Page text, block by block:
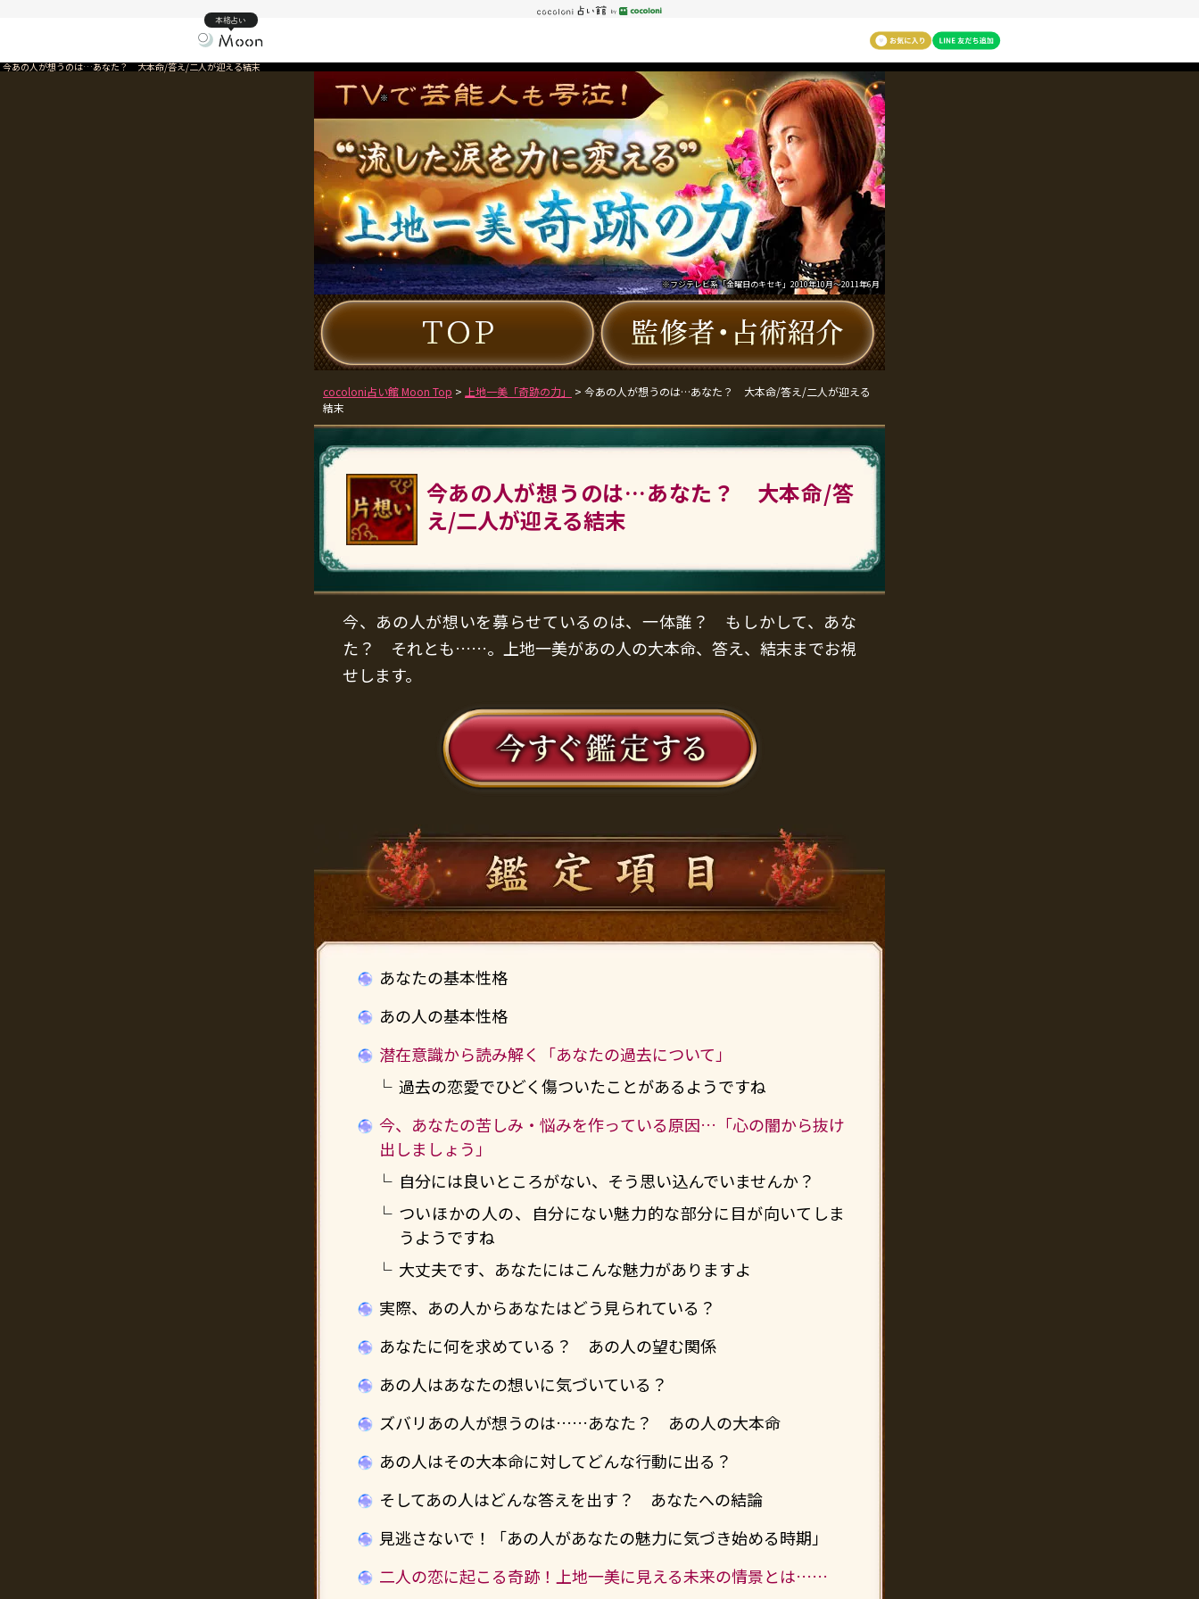
本格占い
今あの人が想うのは…あなた？ 大本命/答え/二人が迎える結末
※
※フジテレビ系「金曜日のキセキ」2010年10月～2011年6月
cocoloni占い館 Moon Top > 上地一美「奇跡の力」
> 今あの人が想うのは…あなた？ 大本命/答え/二人が迎える
結末
今あの人が想うのは…あなた？ 大本命/答
え/二人が迎える結末
今、あの人が想いを募らせているのは、一体誰？ もしかして、あな
た？ それとも……。上地一美があの人の大本命、答え、結末までお視
せします。
あなたの基本性格
あの人の基本性格
潜在意識から読み解く「あなたの過去について」
過去の恋愛でひどく傷ついたことがあるようですね
今、あなたの苦しみ・悩みを作っている原因…「心の闇から抜け
出しましょう」
自分には良いところがない、そう思い込んでいませんか？
ついほかの人の、自分にない魅力的な部分に目が向いてしま
うようですね
大丈夫です、あなたにはこんな魅力がありますよ
実際、あの人からあなたはどう見られている？
あなたに何を求めている？ あの人の望む関係
あの人はあなたの想いに気づいている？
ズバリあの人が想うのは……あなた？ あの人の大本命
あの人はその大本命に対してどんな行動に出る？
そしてあの人はどんな答えを出す？ あなたへの結論
見逃さないで！「あの人があなたの魅力に気づき始める時期」
二人の恋に起こる奇跡！上地一美に見える未来の情景とは……